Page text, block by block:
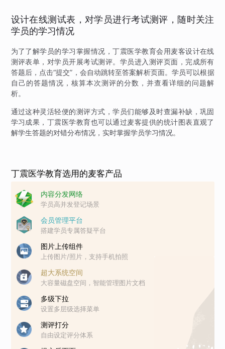
设计在线测试表，对学员进行考试测评，随时关注
学员的学习情况
为了了解学员的学习掌握情况，丁震医学教育会用麦客设计在线
测评表单，对学员开展考试测评。学员进入测评页面，完成所有
答题后，点击“提交”，会自动跳转至答案解析页面。学员可以根据
自己的答题情况，核算本次测评的分数，并查看详细的问题解
析。
通过这种灵活轻便的测评方式，学员们能够及时查漏补缺，巩固
学习成果，丁震医学教育也可以通过麦客提供的统计图表直观了
解学生答题的对错分布情况，实时掌握学员学习情况。
丁震医学教育选用的麦客产品
内容分发网络
学员高并发登记场景
会员管理平台
搭建学员专属答疑平台
图片上传组件
上传图片/照片，支持手机拍照
超大系统空间
大容量磁盘空间，智能管理图片文档
多级下拉
设置多层级选择菜单
测评打分
自由设定评分体系